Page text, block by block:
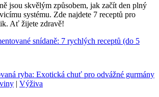
jsou skvělým způsobem, jak začít den plný
systému. Zde najdete 7 receptů pro
Ať žijete zdravě!
snídaně: 7 rychlých receptů (do 5
| Výživa